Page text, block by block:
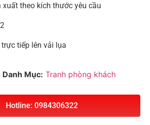
theo kích thước yêu cầu
tiếp lên vải lụa
Danh Mục: Tranh phòng khách
Hotline: 0984306322